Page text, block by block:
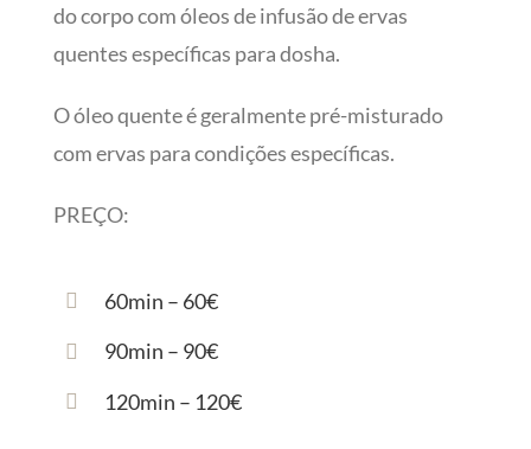
do corpo com óleos de infusão de ervas
quentes específicas para dosha.
O óleo quente é geralmente pré-misturado
com ervas para condições específicas.
PREÇO:
60min – 60€
90min – 90€
120min – 120€